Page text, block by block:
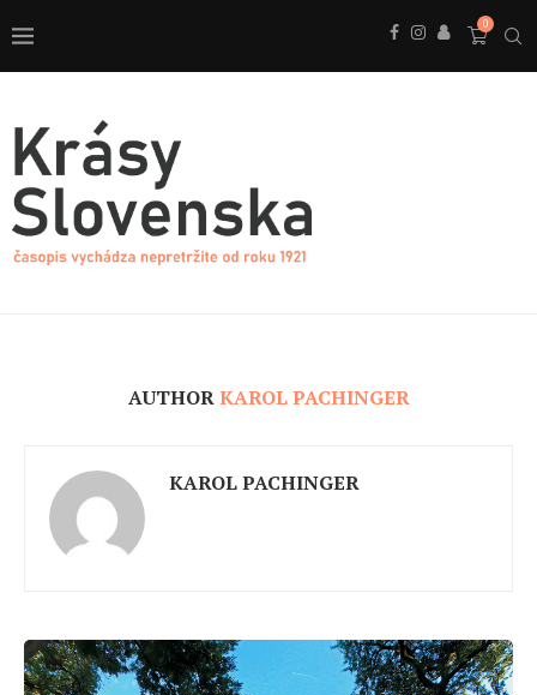
0
AUTHORKAROL PACHINGER
KAROL PACHINGER